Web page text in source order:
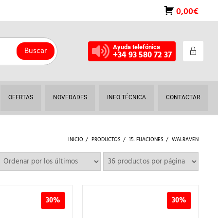
0,00€
Buscar Ayuda telefónica
+34 93 580 72 37
OFERTAS NOVEDADES INFO TÉCNICA CONTACTAR
INICIO PRODUCTOS 15. FIJACIONES WALRAVEN
30% 30%